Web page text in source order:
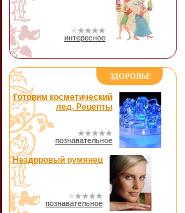
интересное
ЗДОРОВЬЕ
Готовим косметический
лед. Рецепты
познавательное
Нездоровый румянец
познавательное